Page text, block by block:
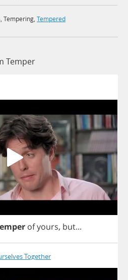
, Tempering, Tempered
Temper
ofyours, but...
Together